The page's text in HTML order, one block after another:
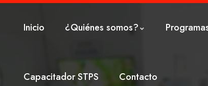
Inicio ¿Quiénes somos?
Capacitador STPS Contacto